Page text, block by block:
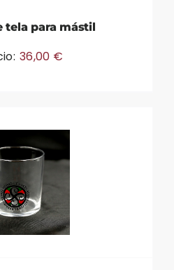
tela para mástil
36,00 €